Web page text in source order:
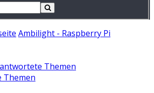
Ambilight - Raspberry Pi
Themen
Themen